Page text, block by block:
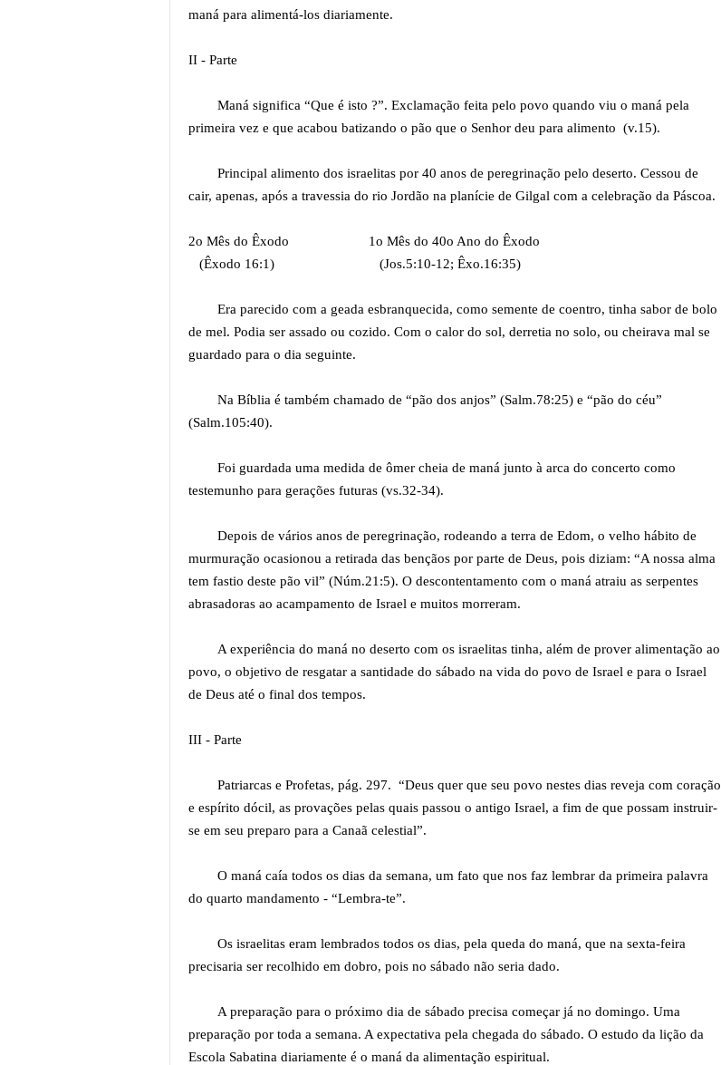
maná para alimentá-los diariamente.
II - Parte
Maná significa “Que é isto ?”. Exclamação feita pelo povo quando viu o maná pela
primeira vez e que acabou batizando o pão que o Senhor deu para alimento (v.15).
Principal alimento dos israelitas por 40 anos de peregrinação pelo deserto. Cessou de
cair, apenas, após a travessia do rio Jordão na planície de Gilgal com a celebração da Páscoa.
2o Mês do Êxodo 1o Mês do 40o Ano do Êxodo
(Êxodo 16:1) (Jos.5:10-12; Êxo.16:35)
Era parecido com a geada esbranquecida, como semente de coentro, tinha sabor de bolo
de mel. Podia ser assado ou cozido. Com o calor do sol, derretia no solo, ou cheirava mal se
guardado para o dia seguinte.
Na Bíblia é também chamado de “pão dos anjos” (Salm.78:25) e “pão do céu”
(Salm.105:40).
Foi guardada uma medida de ômer cheia de maná junto à arca do concerto como
testemunho para gerações futuras (vs.32-34).
Depois de vários anos de peregrinação, rodeando a terra de Edom, o velho hábito de
murmuração ocasionou a retirada das bençãos por parte de Deus, pois diziam: “A nossa alma
tem fastio deste pão vil” (Núm.21:5). O descontentamento com o maná atraiu as serpentes
abrasadoras ao acampamento de Israel e muitos morreram.
A experiência do maná no deserto com os israelitas tinha, além de prover alimentação ao
povo, o objetivo de resgatar a santidade do sábado na vida do povo de Israel e para o Israel
de Deus até o final dos tempos.
III - Parte
Patriarcas e Profetas, pág. 297. “Deus quer que seu povo nestes dias reveja com coração
e espírito dócil, as provações pelas quais passou o antigo Israel, a fim de que possam instruir-
se em seu preparo para a Canaã celestial”.
O maná caía todos os dias da semana, um fato que nos faz lembrar da primeira palavra
do quarto mandamento - “Lembra-te”.
Os israelitas eram lembrados todos os dias, pela queda do maná, que na sexta-feira
precisaria ser recolhido em dobro, pois no sábado não seria dado.
A preparação para o próximo dia de sábado precisa começar já no domingo. Uma
preparação por toda a semana. A expectativa pela chegada do sábado. O estudo da lição da
Escola Sabatina diariamente é o maná da alimentação espiritual.